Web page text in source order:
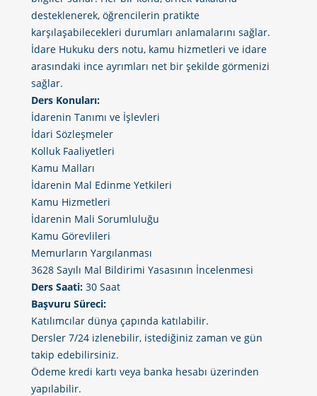
desteklenerek, öğrencilerin pratikte
karşılaşabilecekleri durumları anlamalarını sağlar.
İdare Hukuku ders notu, kamu hizmetleri ve idare
arasındaki ince ayrımları net bir şekilde görmenizi
sağlar.
Ders Konuları:
İdarenin Tanımı ve İşlevleri
İdari Sözleşmeler
Kolluk Faaliyetleri
Kamu Malları
İdarenin Mal Edinme Yetkileri
Kamu Hizmetleri
İdarenin Mali Sorumluluğu
Kamu Görevlileri
Memurların Yargılanması
3628 Sayılı Mal Bildirimi Yasasının İncelenmesi
Ders Saati: 30 Saat
Başvuru Süreci:
Katılımcılar dünya çapında katılabilir.
Dersler 7/24 izlenebilir, istediğiniz zaman ve gün
takip edebilirsiniz.
Ödeme kredi kartı veya banka hesabı üzerinden
yapılabilir.